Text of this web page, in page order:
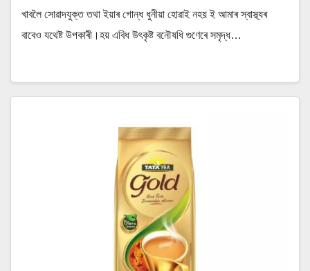
খাবলৈ সোৱাদযুক্ত তথা ইয়াৰ গোন্ধ ধুনীয়া হোৱাই নহয় ই আমাৰ স্বাস্থ্যৰ
বাবেও যথেষ্ট উপকাৰী।হয় এবিধ উৎকৃষ্ট বনৌষধি গুণেৰে সমৃদ্ধ…